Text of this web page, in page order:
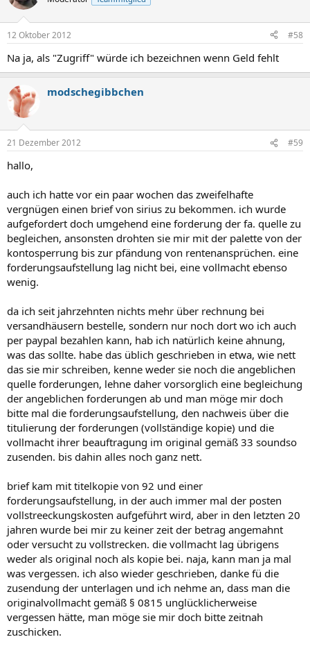
12 Oktober 2012 #58
Na ja, als "Zugriff" würde ich bezeichnen wenn Geld fehlt
modschegibbchen
21 Dezember 2012 #59
hallo,
auch ich hatte vor ein paar wochen das zweifelhafte
vergnügen einen brief von sirius zu bekommen. ich wurde
aufgefordert doch umgehend eine forderung der fa. quelle zu
begleichen, ansonsten drohten sie mir mit der palette von der
kontosperrung bis zur pfändung von rentenansprüchen. eine
forderungsaufstellung lag nicht bei, eine vollmacht ebenso
wenig.
da ich seit jahrzehnten nichts mehr über rechnung bei
versandhäusern bestelle, sondern nur noch dort wo ich auch
per paypal bezahlen kann, hab ich natürlich keine ahnung,
was das sollte. habe das üblich geschrieben in etwa, wie nett
das sie mir schreiben, kenne weder sie noch die angeblichen
quelle forderungen, lehne daher vorsorglich eine begleichung
der angeblichen forderungen ab und man möge mir doch
bitte mal die forderungsaufstellung, den nachweis über die
titulierung der forderungen (vollständige kopie) und die
vollmacht ihrer beauftragung im original gemäß 33 soundso
zusenden. bis dahin alles noch ganz nett.
brief kam mit titelkopie von 92 und einer
forderungsaufstellung, in der auch immer mal der posten
vollstreeckungskosten aufgeführt wird, aber in den letzten 20
jahren wurde bei mir zu keiner zeit der betrag angemahnt
oder versucht zu vollstrecken. die vollmacht lag übrigens
weder als original noch als kopie bei. naja, kann man ja mal
was vergessen. ich also wieder geschrieben, danke fü die
zusendung der unterlagen und ich nehme an, dass man die
originalvollmacht gemäß § 0815 unglücklicherweise
vergessen hätte, man möge sie mir doch bitte zeitnah
zuschicken.